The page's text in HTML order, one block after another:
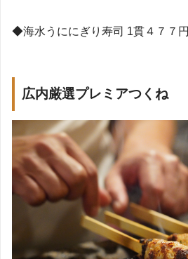
◆海水うににぎり寿司 1貫４７７円
広内厳選プレミアつくね